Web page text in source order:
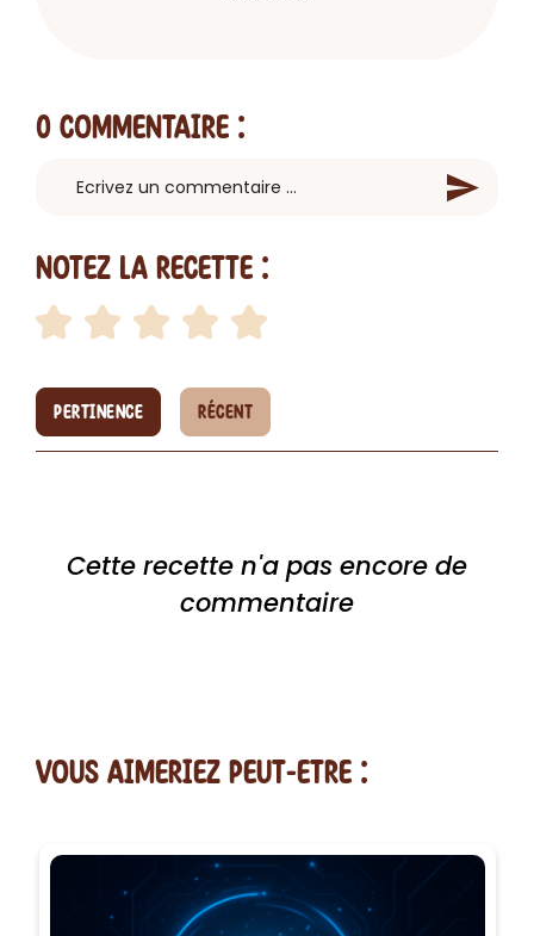
0 Commentaire :
Notez la recette :
PERTINENCE RÉCENT
Cette recette n'a pas encore de
commentaire
vous AIMERiEZ PEUT-ETRE :